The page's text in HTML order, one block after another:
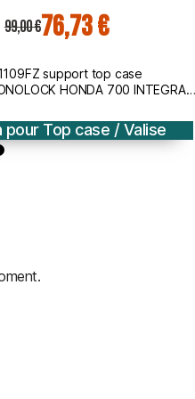
93,50 €72,46 €
support top case
HONDA NC 700 / 750 /
pour Top case / Valise